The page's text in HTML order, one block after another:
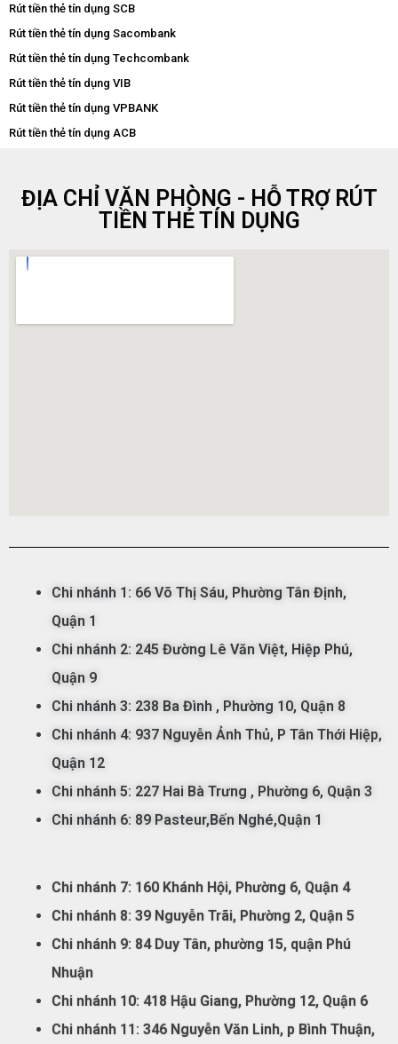
Rút tiền thẻ tín dụng SCB
Rút tiền thẻ tín dụng Sacombank
Rút tiền thẻ tín dụng Techcombank
Rút tiền thẻ tín dụng VIB
Rút tiền thẻ tín dụng VPBANK
Rút tiền thẻ tín dụng ACB
ĐỊA CHỈ VĂN PHÒNG - HỖ TRỢ RÚT
TIỀN THẺ TÍN DỤNG
Chi nhánh 1: 66 Võ Thị Sáu, Phường Tân Định,
Quận 1
Chi nhánh 2: 245 Đường Lê Văn Việt, Hiệp Phú,
Quận 9
Chi nhánh 3: 238 Ba Đình , Phường 10, Quận 8
Chi nhánh 4: 937 Nguyễn Ảnh Thủ, P Tân Thới Hiệp,
Quận 12
Chi nhánh 5: 227 Hai Bà Trưng , Phường 6, Quận 3
Chi nhánh 6: 89 Pasteur,Bến Nghé,Quận 1
Chi nhánh 7: 160 Khánh Hội, Phường 6, Quận 4
Chi nhánh 8: 39 Nguyễn Trãi, Phường 2, Quận 5
Chi nhánh 9: 84 Duy Tân, phường 15, quận Phú
Nhuận
Chi nhánh 10: 418 Hậu Giang, Phường 12, Quận 6
Chi nhánh 11: 346 Nguyễn Văn Linh, p Bình Thuận,